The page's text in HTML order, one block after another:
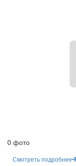
0 фото
Смотреть подробнее